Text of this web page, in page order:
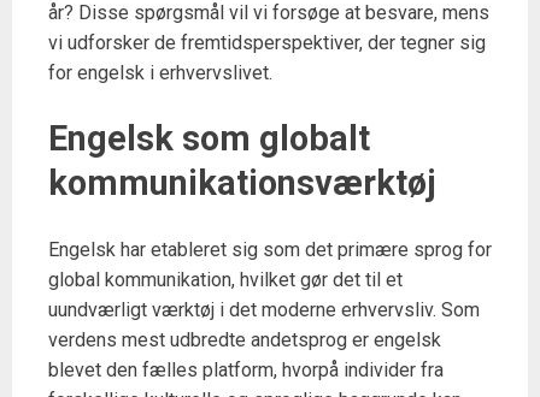
år? Disse spørgsmål vil vi forsøge at besvare, mens
vi udforsker de fremtidsperspektiver, der tegner sig
for engelsk i erhvervslivet.
Engelsk som globalt
kommunikationsværktøj
Engelsk har etableret sig som det primære sprog for
global kommunikation, hvilket gør det til et
uundværligt værktøj i det moderne erhvervsliv. Som
verdens mest udbredte andetsprog er engelsk
blevet den fælles platform, hvorpå individer fra